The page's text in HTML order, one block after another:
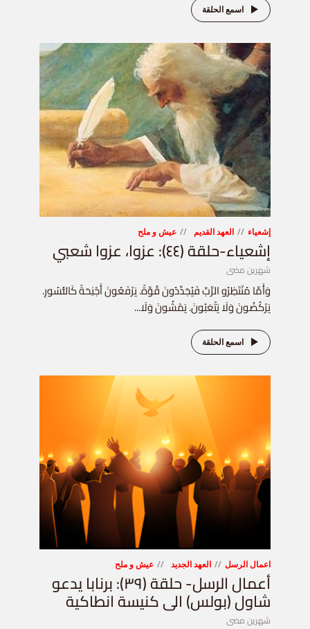
اسمع الحلقة
إشعياء العهد القديم عيش و ملح
إشعياء-حلقة (٤٤): عزوا، عزوا شعبي
شهرين مضى
وَأَمَّا مُنْتَظِرُو الرَّبِّ فَيُجَدِّدُونَ قُوَّةً. يَرْفَعُونَ أَجْنِحَةً كَالنُّسُورِ.
يَرْكُضُونَ وَلَا يَتْعَبُونَ. يَمْشُونَ وَلَا...
اسمع الحلقة
اعمال الرسل العهد الجديد عيش و ملح
أعمال الرسل- حلقة (٣٩): برنابا يدعو
شاول (بولس) الى كنيسة انطاكية
شهرين مضى